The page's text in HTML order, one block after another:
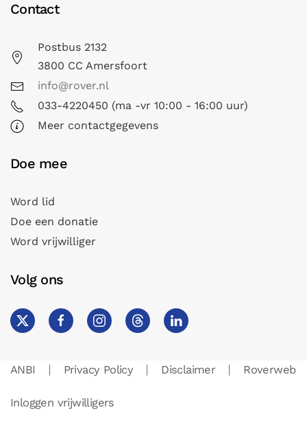
Contact
Postbus 2132
3800 CC Amersfoort
info@rover.nl
033-4220450 (ma -vr 10:00 - 16:00 uur)
Meer contactgegevens
Doe mee
Word lid
Doe een donatie
Word vrijwilliger
Volg ons
ANBI Privacy Policy Disclaimer Roverweb
Inloggen vrijwilligers